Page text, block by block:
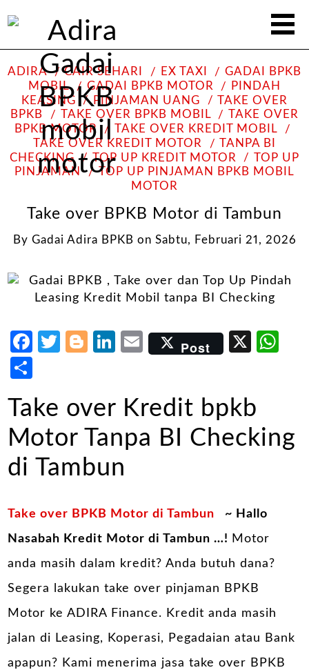
ADIRA CAIR SEHARI EX TAXI
GADAI BPKB
MOBIL
GADAI BPKB MOTOR
PINDAH
KEASING
PINJAMAN UANG
TAKE OVER
BPKB
TAKE OVER BPKB MOBIL
TAKE OVER
BPKB MOTOR
TAKE OVER KREDIT MOBIL
TAKE OVER KREDIT MOTOR
TANPA BI
CHECKING
TOP UP KREDIT MOTOR
TOP UP
PINJAMAN
TOP UP PINJAMAN BPKB MOBIL
MOTOR
Take over BPKB Motor di Tambun
By Gadai Adira BPKB on Sabtu, Februari 21, 2026
Facebook
Twitter
Blogger
LinkedIn
Email
Post X
Take over Kredit bpkb
Motor Tanpa BI Checking
di Tambun
Take over BPKB Motor di Tambun
~ Hallo
Nasabah Kredit Motor di Tambun …! Motor
anda masih dalam kredit? Anda butuh dana?
Segera lakukan take over pinjaman BPKB
Motor ke ADIRA Finance. Kredit anda masih
jalan di Leasing, Koperasi, Pegadaian atau Bank
apapun? Kami menerima jasa take over BPKB